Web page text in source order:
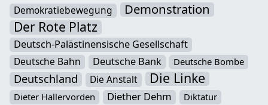
Demokratiebewegung Demonstration
Der Rote Platz
Deutsch-Palästinensische Gesellschaft
Deutsche Bahn
Deutsche Bank Deutsche Bombe
Deutschland Die Anstalt Die Linke
Dieter Hallervorden Diether Dehm Diktatur